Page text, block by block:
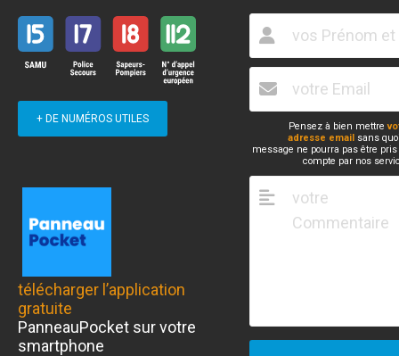
+ DE NUMÉROS UTILES
télécharger l’application
gratuite
PanneauPocket sur votre
smartphone
Pensez à bien mettre
adresse email sans
message ne pourra pas être
compte par nos